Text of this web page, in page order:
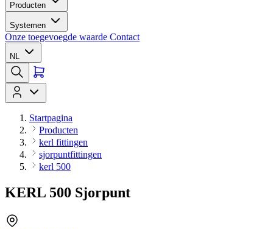
Producten
Systemen
Onze toegevoegde waarde Contact
NL
Startpagina
Producten
kerl fittingen
sjorpuntfittingen
kerl 500
KERL 500 Sjorpunt